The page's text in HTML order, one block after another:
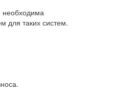
необходима
для таких систем.